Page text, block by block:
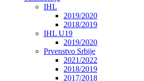
IHL
2019/2020
2018/2019
IHL U19
2019/2020
Prvenstvo Srbije
2021/2022
2018/2019
2017/2018